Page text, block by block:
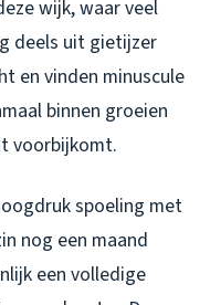
wijk, waar veel
deels uit gietijzer
en vinden minuscule
binnen groeien
voorbijkomt.
spoeling met
nog een maand
een volledige